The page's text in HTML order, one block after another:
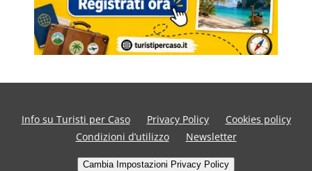
Info su Turisti per Caso Privacy Policy
Cookies policy
Condizioni d’utilizzo
Newsletter
Cambia Impostazioni Privacy Policy